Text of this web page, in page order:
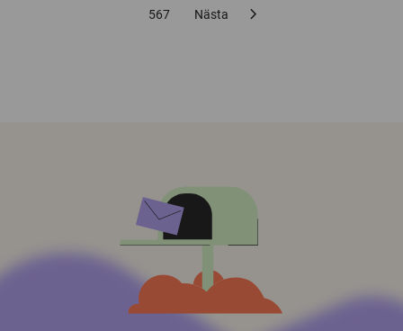
567 Nästa chevron_right